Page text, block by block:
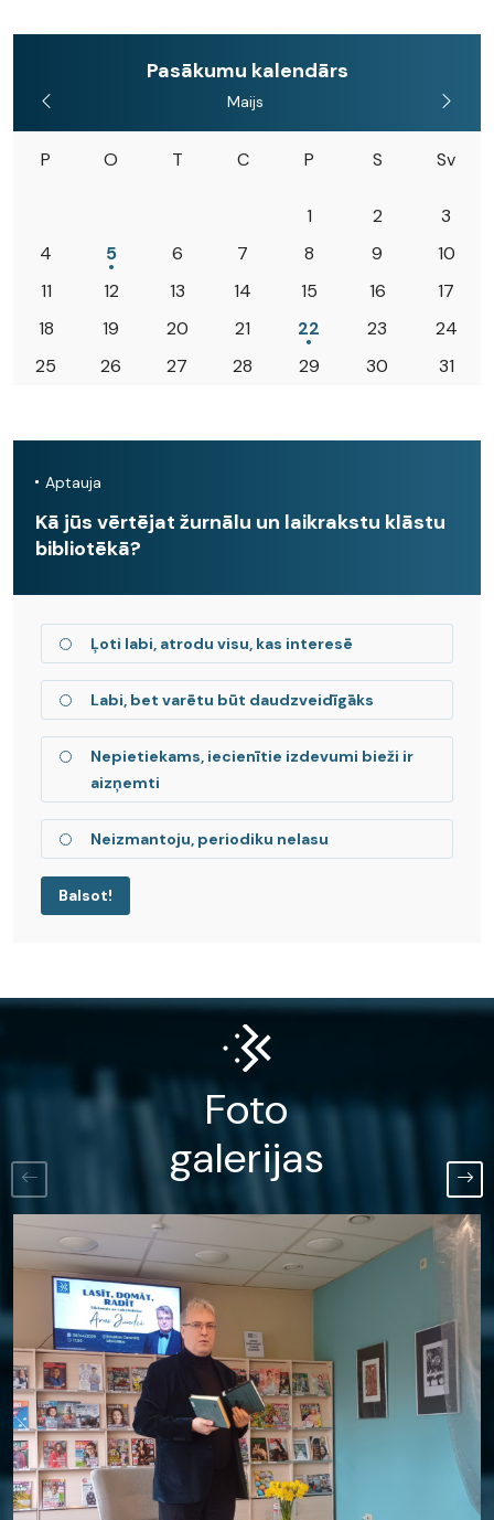
Pasākumu kalendārs
Maijs
P O T C P S Sv
1 2
3
4
5 6 7 8 9
10
11
12 13 14 15 16
17
18
19 20 21 22 23
24
25
26 27 28 29 30 31
Aptauja
Kā jūs vērtējat žurnālu un laikrakstu klāstu
bibliotēkā?
Ļoti labi, atrodu visu, kas interesē
Labi, bet varētu būt daudzveidīgāks
Nepietiekams, iecienītie izdevumi bieži ir
aizņemti
Neizmantoju, periodiku nelasu
Balsot!
Foto
galerijas